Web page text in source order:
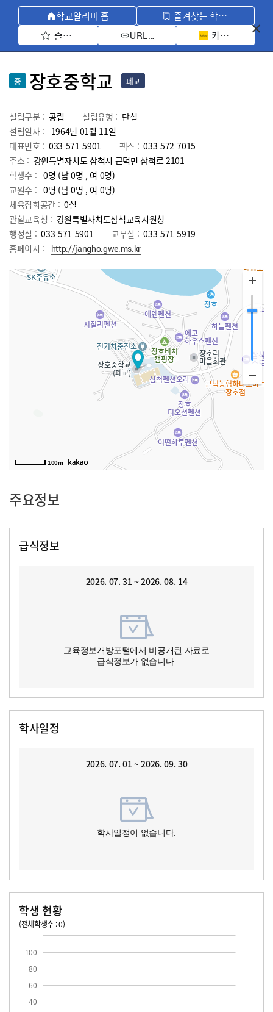
학교알리미 홈
즐겨찾는 학교 모아보기
즐겨찾기 선택
URL 복사 카카오톡 공유
중 장호중학교 폐교
설립구분 : 공립 설립유형 : 단설
설립일자 :
1964년 01월 11일
대표번호 : 033-571-5901 팩스 : 033-572-7015
주소 : 강원특별자치도 삼척시 근덕면 삼척로 2101
학생수 : 0명 (남 0명 , 여 0명)
교원수 : 0명 (남0명 , 여 0명)
체육집회공간 : 0실
관할교육청 : 강원특별자치도삼척교육지원청
행정실 : 033-571-5901 교무실 : 033-571-5919
홈페이지 :
http://jangho.gwe.ms.kr
100m
주요정보
급식정보
2026. 07. 31 ~ 2026. 08. 14
교육정보개방포털에서 비공개된 자료로
급식정보가 없습니다.
학사일정
2026. 07. 01 ~ 2026. 09. 30
학사일정이 없습니다.
학생 현황
(전체학생수 : 0)
40
60
80
100